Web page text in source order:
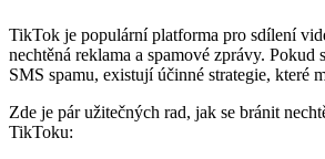
TikTok je populární platforma pro sdílení
nechtěná reklama a spamové zprávy. Pokud
SMS spamu, existují účinné strategie, které
Zde je pár užitečných rad, jak se bránit
TikToku: